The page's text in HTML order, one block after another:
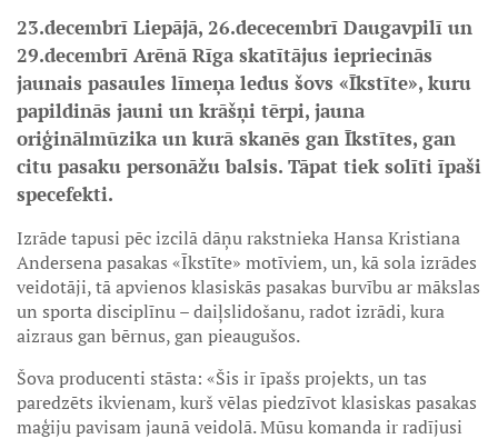
23.decembrī Liepājā, 26.dececembrī Daugavpilī un
29.decembrī Arēnā Rīga skatītājus iepriecinās
jaunais pasaules līmeņa ledus šovs «Īkstīte», kuru
papildinās jauni un krāšņi tērpi, jauna
oriģinālmūzika un kurā skanēs gan Īkstītes, gan
citu pasaku personāžu balsis. Tāpat tiek solīti īpaši
specefekti.
Izrāde tapusi pēc izcilā dāņu rakstnieka Hansa Kristiana
Andersena pasakas «Īkstīte» motīviem, un, kā sola izrādes
veidotāji, tā apvienos klasiskās pasakas burvību ar mākslas
un sporta disciplīnu – daiļslidošanu, radot izrādi, kura
aizraus gan bērnus, gan pieaugušos.
Šova producenti stāsta: «Šis ir īpašs projekts, un tas
paredzēts ikvienam, kurš vēlas piedzīvot klasiskas pasakas
maģiju pavisam jaunā veidolā. Mūsu komanda ir radījusi